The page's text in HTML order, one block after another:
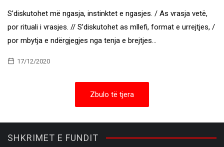
S’diskutohet më ngasja, instinktet e ngasjes. / As vrasja vetë,
por rituali i vrasjes. // S’diskutohet as mllefi, format e urrejtjes, /
por mbytja e ndërgjegjes nga tenja e brejtjes…
17/12/2020
Zbulo të tjera
SHKRIMET E FUNDIT